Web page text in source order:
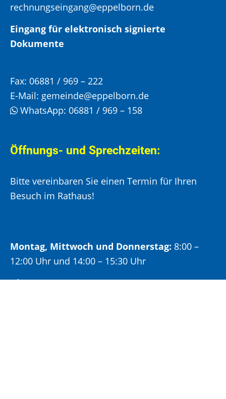
rechnungseingang@eppelborn.de
Eingang für elektronisch signierte
Dokumente
Fax: 06881 / 969 – 222
E-Mail: gemeinde@eppelborn.de
WhatsApp: 06881 / 969 – 158
Öffnungs- und Sprechzeiten:
Bitte vereinbaren Sie einen Termin für Ihren
Besuch im Rathaus!
Montag, Mittwoch und Donnerstag: 8:00 –
12:00 Uhr und 14:00 – 15:30 Uhr
Dienstag:8:00 –